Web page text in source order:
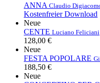
ANNA Claudio
Kostenfreier Download
Neue
CENTE Luciano Feliciani
128,00 €
Neue
FESTA POPOLARE
188,50 €
Neue